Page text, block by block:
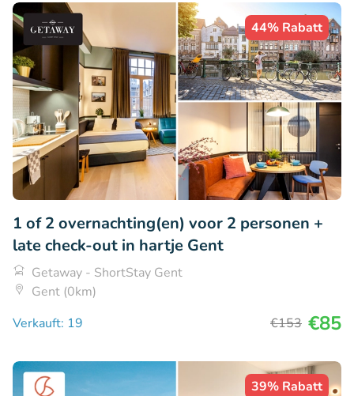
44% Rabatt
1 of 2 overnachting(en) voor 2 personen +
late check-out in hartje Gent
Getaway - ShortStay Gent
Gent (0km)
Verkauft: 19
€153 €85
39% Rabatt